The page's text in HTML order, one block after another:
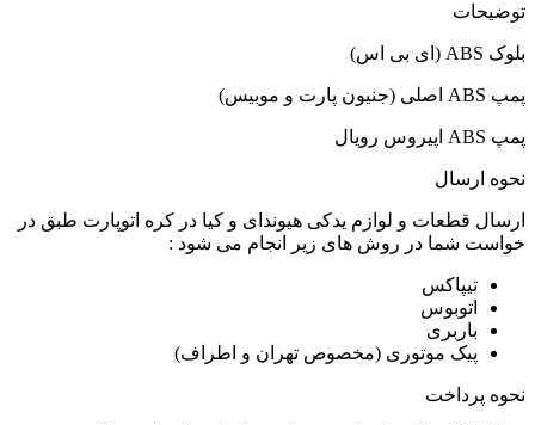
توضیحات
بلوک ABS (ای بی اس)
پمپ ABS اصلی (جنیون پارت و موبیس)
پمپ ABS اپیروس رویال
نحوه ارسال
ارسال قطعات و لوازم یدکی هیوندای و کیا در کره اتوپارت طبق در
خواست شما در روش های زیر انجام می شود :
تیپاکس
اتوبوس
باربری
پیک موتوری (مخصوص تهران و اطراف)
نحوه پرداخت